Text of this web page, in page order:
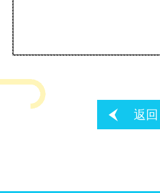
返回